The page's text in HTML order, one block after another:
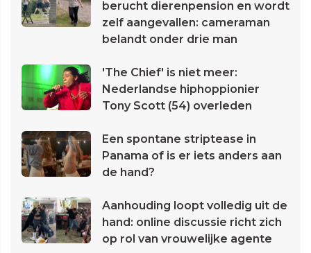
berucht dierenpension en wordt
zelf aangevallen: cameraman
belandt onder drie man
'The Chief' is niet meer:
Nederlandse hiphoppionier
Tony Scott (54) overleden
Een spontane striptease in
Panama of is er iets anders aan
de hand?
Aanhouding loopt volledig uit de
hand: online discussie richt zich
op rol van vrouwelijke agente